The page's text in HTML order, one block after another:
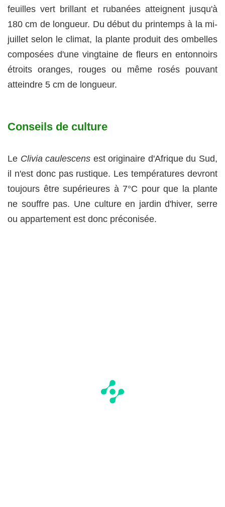
feuilles vert brillant et rubanées atteignent jusqu'à
180 cm de longueur. Du début du printemps à la mi-
juillet selon le climat, la plante produit des ombelles
composées d'une vingtaine de fleurs en entonnoirs
étroits oranges, rouges ou même rosés pouvant
atteindre 5 cm de longueur.
Conseils de culture
Le Clivia caulescens est originaire d'Afrique du Sud,
il n'est donc pas rustique. Les températures devront
toujours être supérieures à 7°C pour que la plante
ne souffre pas. Une culture en jardin d'hiver, serre
ou appartement est donc préconisée.